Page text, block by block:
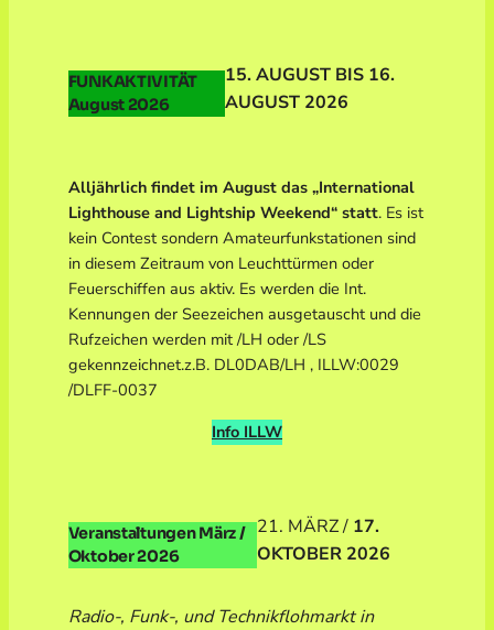
FUNKAKTIVITÄT
August 2026
15. AUGUST BIS 16.
AUGUST 2026
Alljährlich findet im August das „International
Lighthouse and Lightship Weekend“ statt. Es ist
kein Contest sondern Amateurfunkstationen sind
in diesem Zeitraum von Leuchttürmen oder
Feuerschiffen aus aktiv. Es werden die Int.
Kennungen der Seezeichen ausgetauscht und die
Rufzeichen werden mit /LH oder /LS
gekennzeichnet.z.B. DL0DAB/LH , ILLW:0029
/DLFF-0037
Info ILLW
Veranstaltungen März /
Oktober 2026
21. MÄRZ / 17.
OKTOBER 2026
Radio-, Funk-, und Technikflohmarkt in